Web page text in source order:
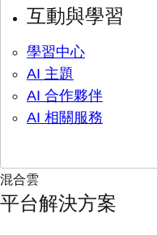
互動與學習
學習中心
AI 主題
AI 合作夥伴
AI 相關服務
混合雲
平台解決方案